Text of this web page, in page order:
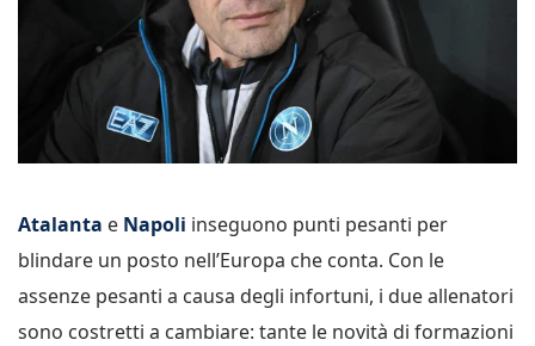
Atalanta e Napoli inseguono punti pesanti per
blindare un posto nell’Europa che conta. Con le
assenze pesanti a causa degli infortuni, i due allenatori
sono costretti a cambiare: tante le novità di formazioni